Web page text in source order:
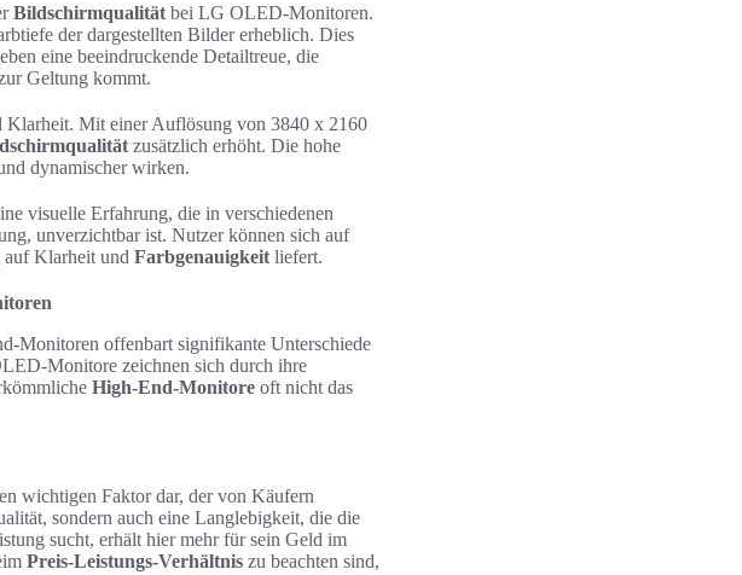
Bildschirmqualität bei LG OLED-Monitoren.
der dargestellten Bilder erheblich. Dies
eine beeindruckende Detailtreue, die
Geltung kommt.
Klarheit. Mit einer Auflösung von 3840 x 2160
zusätzlich erhöht. Die hohe
dynamischer wirken.
visuelle Erfahrung, die in verschiedenen
unverzichtbar ist. Nutzer können sich auf
auf Klarheit und Farbgenauigkeit liefert.
Monitoren offenbart signifikante Unterschiede
Monitore zeichnen sich durch ihre
High-End-Monitore oft nicht das
wichtigen Faktor dar, der von Käufern
sondern auch eine Langlebigkeit, die die
sucht, erhält hier mehr für sein Geld im
Preis-Leistungs-Verhältnis zu beachten sind,